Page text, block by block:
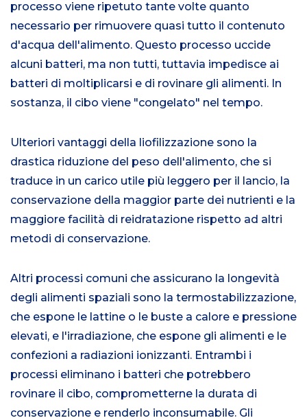
processo viene ripetuto tante volte quanto
necessario per rimuovere quasi tutto il contenuto
d'acqua dell'alimento. Questo processo uccide
alcuni batteri, ma non tutti, tuttavia impedisce ai
batteri di moltiplicarsi e di rovinare gli alimenti. In
sostanza, il cibo viene "congelato" nel tempo.
Ulteriori vantaggi della liofilizzazione sono la
drastica riduzione del peso dell'alimento, che si
traduce in un carico utile più leggero per il lancio, la
conservazione della maggior parte dei nutrienti e la
maggiore facilità di reidratazione rispetto ad altri
metodi di conservazione.
Altri processi comuni che assicurano la longevità
degli alimenti spaziali sono la termostabilizzazione,
che espone le lattine o le buste a calore e pressione
elevati, e l'irradiazione, che espone gli alimenti e le
confezioni a radiazioni ionizzanti. Entrambi i
processi eliminano i batteri che potrebbero
rovinare il cibo, comprometterne la durata di
conservazione e renderlo inconsumabile. Gli